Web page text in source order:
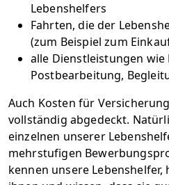
Lebenshelfers
Fahrten, die der
(zum Beispiel zum
alle Dienstleistungen wie
Postbearbeitung,
Auch Kosten für
vollständig abgedeckt.
einzelnen unserer
mehrstufigen
kennen unsere Lebenshelfer,